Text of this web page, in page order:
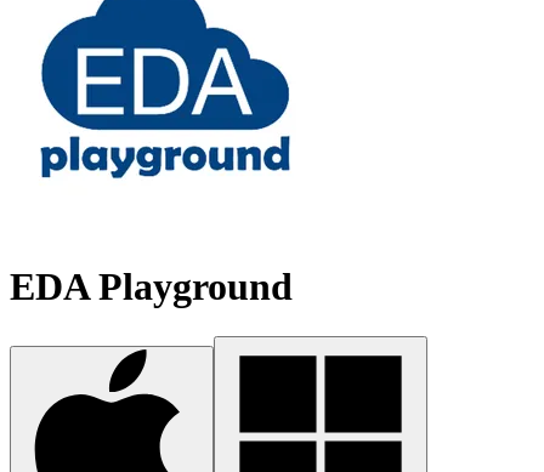
EDA Playground